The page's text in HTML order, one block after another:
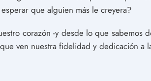
que alguien más le creyera?
corazón -y desde lo que sabemos
ven nuestra fidelidad y dedicación a